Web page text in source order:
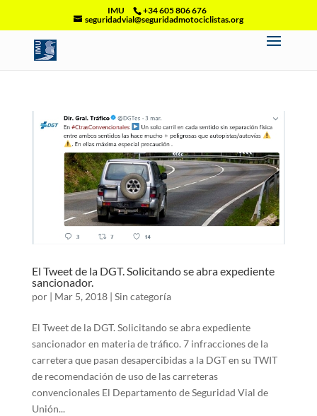
IMU
+34 605 806 676
seguridadvial@seguridadmotociclistas.org
El Tweet de la DGT. Solicitando se abra expediente
sancionador.
por | Mar 5, 2018| Sin categoría
El Tweet de la DGT. Solicitando se abra expediente
sancionador en materia de tráfico. 7 infracciones de la
carretera que pasan desapercibidas a la DGT en su TWIT
de recomendación de uso de las carreteras
convencionales El Departamento de Seguridad Vial de
Unión...